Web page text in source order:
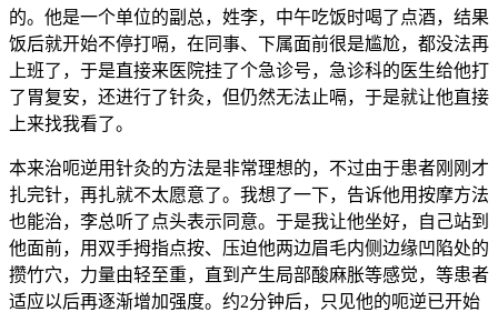
的。他是一个单位的副总，姓李，中午吃饭时喝了点酒，结果
饭后就开始不停打嗝，在同事、下属面前很是尴尬，都没法再
上班了，于是直接来医院挂了个急诊号，急诊科的医生给他打
了胃复安，还进行了针灸，但仍然无法止嗝，于是就让他直接
上来找我看了。
本来治呃逆用针灸的方法是非常理想的，不过由于患者刚刚才
扎完针，再扎就不太愿意了。我想了一下，告诉他用按摩方法
也能治，李总听了点头表示同意。于是我让他坐好，自己站到
他面前，用双手拇指点按、压迫他两边眉毛内侧边缘凹陷处的
攒竹穴，力量由轻至重，直到产生局部酸麻胀等感觉，等患者
适应以后再逐渐增加强度。约2分钟后，只见他的呃逆已开始